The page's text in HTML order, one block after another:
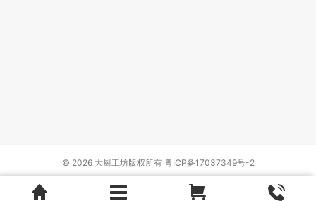
© 2026 大厨工坊版权所有 粤ICP备17037349号-2